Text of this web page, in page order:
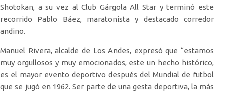
Shotokan, a su vez al Club Gárgola All Star y terminó este
recorrido Pablo Báez, maratonista y destacado corredor
andino.
Manuel Rivera, alcalde de Los Andes, expresó que “estamos
muy orgullosos y muy emocionados, este un hecho histórico,
es el mayor evento deportivo después del Mundial de futbol
que se jugó en 1962. Ser parte de una gesta deportiva, la más